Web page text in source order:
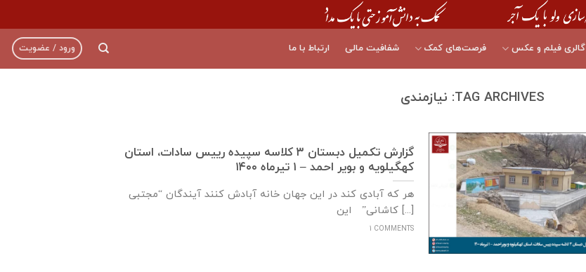
گالری فیلم و عکس فرصت‌های کمک شفافیت مالی ارتباط با ما ورود / عضویت
TAG ARCHIVES: نیازمندی
گزارش تکمیل دبستان ۳ کلاسه سپيده رييس سادات، استان
كهگيلويه و بوير احمد – ۱ تیرماه ۱۴۰۰
هر که آبادی کند در این جهان خانه آبادش کنند آیندگان “مجتبی
کاشانی” این [...]
1 COMMENTS